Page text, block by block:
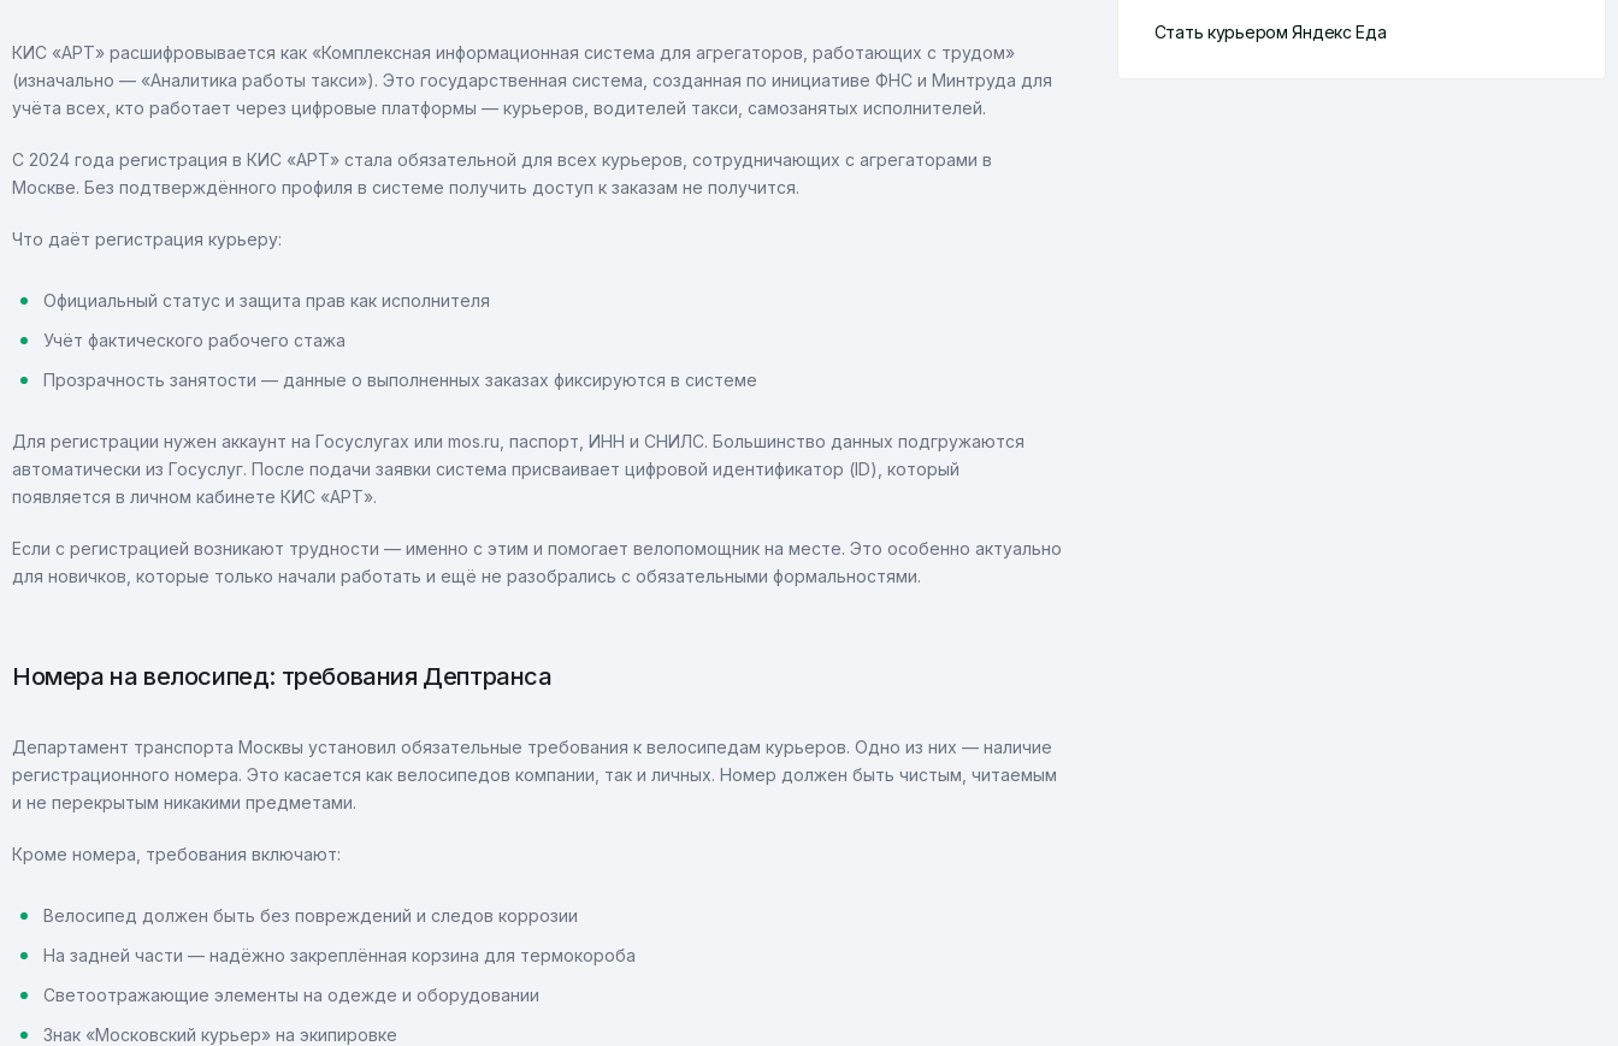
КИС «АРТ» расшифровывается как «Комплексная информационная система для агрегаторов, работающих с трудом»
(изначально — «Аналитика работы такси»). Это государственная система, созданная по инициативе ФНС и Минтруда для
учёта всех, кто работает через цифровые платформы — курьеров, водителей такси, самозанятых исполнителей.
С 2024 года регистрация в КИС «АРТ» стала обязательной для всех курьеров, сотрудничающих с агрегаторами в
Москве. Без подтверждённого профиля в системе получить доступ к заказам не получится.
Что даёт регистрация курьеру:
Официальный статус и защита прав как исполнителя
Учёт фактического рабочего стажа
Прозрачность занятости — данные о выполненных заказах фиксируются в системе
Для регистрации нужен аккаунт на Госуслугах или mos.ru, паспорт, ИНН и СНИЛС. Большинство данных подгружаются
автоматически из Госуслуг. После подачи заявки система присваивает цифровой идентификатор (ID), который
появляется в личном кабинете КИС «АРТ».
Если с регистрацией возникают трудности — именно с этим и помогает велопомощник на месте. Это особенно актуально
для новичков, которые только начали работать и ещё не разобрались с обязательными формальностями.
Номера на велосипед: требования Дептранса
Департамент транспорта Москвы установил обязательные требования к велосипедам курьеров. Одно из них — наличие
регистрационного номера. Это касается как велосипедов компании, так и личных. Номер должен быть чистым, читаемым
и не перекрытым никакими предметами.
Кроме номера, требования включают:
Велосипед должен быть без повреждений и следов коррозии
На задней части — надёжно закреплённая корзина для термокороба
Светоотражающие элементы на одежде и оборудовании
Знак «Московский курьер» на экипировке
Стать курьером Яндекс Еда